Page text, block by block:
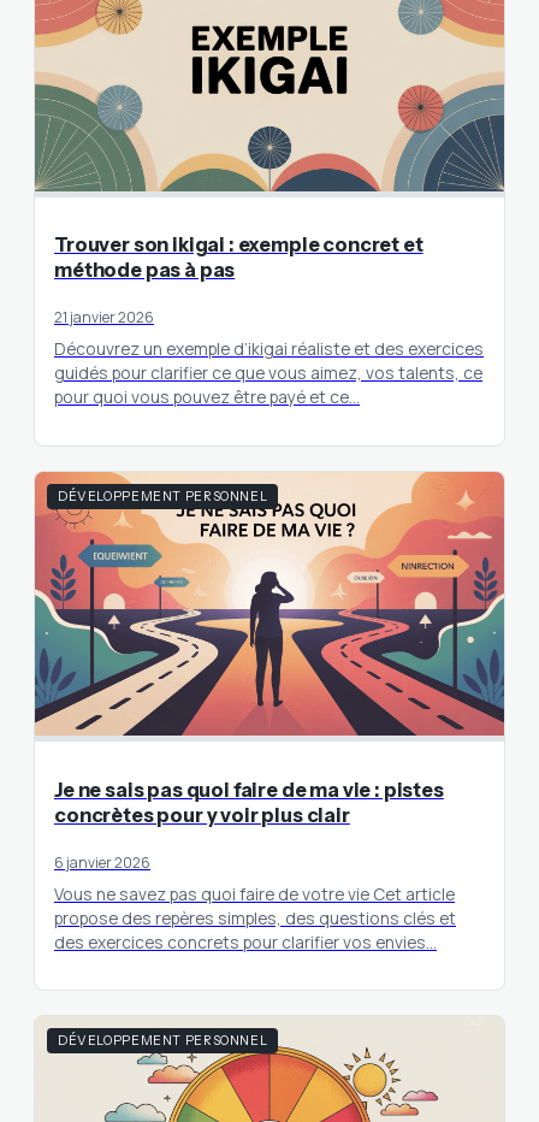
Trouver son ikigai : exemple concret et
méthode pas à pas
21 janvier 2026
Découvrez un exemple d’ikigai réaliste et des exercices
guidés pour clarifier ce que vous aimez, vos talents, ce
pour quoi vous pouvez être payé et ce…
DÉVELOPPEMENT PERSONNEL
Je ne sais pas quoi faire de ma vie : pistes
concrètes pour y voir plus clair
6 janvier 2026
Vous ne savez pas quoi faire de votre vie Cet article
propose des repères simples, des questions clés et
des exercices concrets pour clarifier vos envies…
DÉVELOPPEMENT PERSONNEL